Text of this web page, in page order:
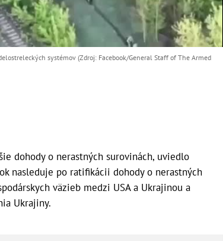
systémov (Zdroj: Facebook/General Staff of The Armed
dohody o nerastných surovinách, uviedlo
nasleduje po ratifikácii dohody o nerastných
väzieb medzi USA a Ukrajinou a
Ukrajiny.